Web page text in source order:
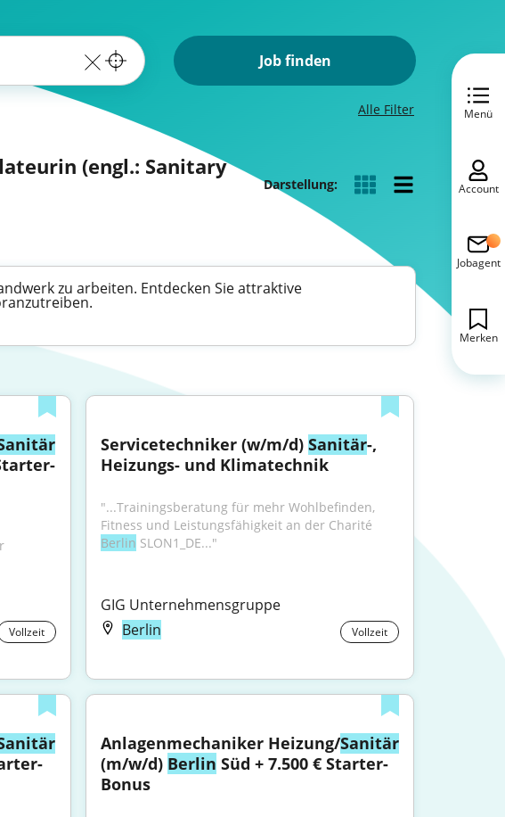
Job finden
Alle Filter
(engl.: Sanitary
Darstellung:
zu arbeiten. Entdecken Sie attraktive
Vollzeit
Servicetechniker (w/m/d) Sanitär-,
Heizungs- und Klimatechnik
"...Trainingsberatung für mehr Wohlbefinden,
Berlin SLON1_DE..."
GIG Unternehmensgruppe
Berlin
Vollzeit
Anlagenmechaniker Heizung/Sanitär
(m/w/d) Berlin Süd + 7.500 € Starter-
Bonus
Menü
Account
Jobagent
Merken